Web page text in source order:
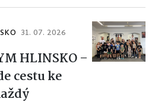
31. 07. 2026
HLINSKO –
cestu ke